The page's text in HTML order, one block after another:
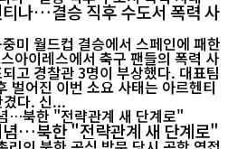
나…결승 직후 수도서 폭력 사
미 월드컵 결승에서 스페인에 패한
아이레스에서 축구 팬들의 폭력 사
고 경찰관 3명이 부상했다. 대표팀
벌어진 이번 소요 사태는 아르헨티
나 사회에 적지 않은 충격을 안겼다. 신...
념…북한 "전략관계 새 단계로"